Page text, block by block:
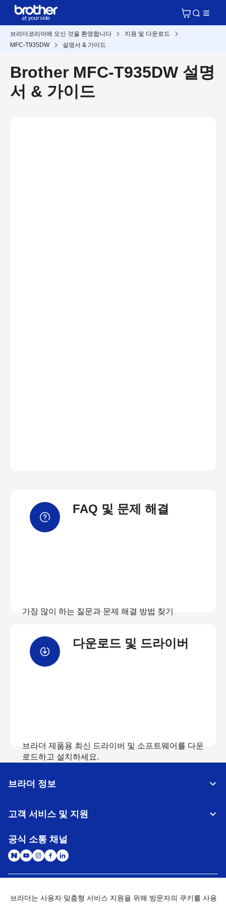
브라더코리아에 오신 것을 환영합니다
지원 및 다운로드
MFC-T935DW
설명서 & 가이드
Brother MFC-T935DW 설명
서 & 가이드
FAQ 및 문제 해결
가장 많이 하는 질문과 문제 해결 방법 찾기
FAQ 보기
다운로드 및 드라이버
브라더 제품용 최신 드라이버 및 소프트웨어를 다운
로드하고 설치하세요.
브라더 정보
고객 서비스 및 지원
공식 소통 채널
대한민국 글로벌 네트워크
브라더는 사용자 맞춤형 서비스 지원을 위해 방문자의 쿠키를 사용